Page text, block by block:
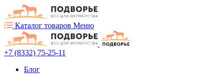
Каталог товаров Меню
+7 (8332) 75-25-11
Блог